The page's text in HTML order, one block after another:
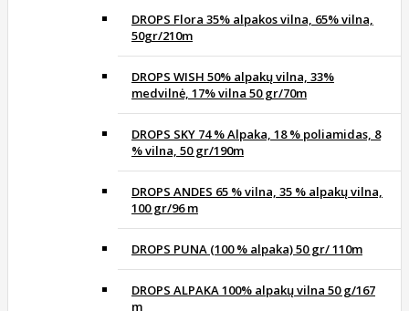
DROPS Flora 35% alpakos vilna, 65% vilna,
50gr/210m
DROPS WISH 50% alpakų vilna, 33%
medvilnė, 17% vilna 50 gr/70m
DROPS SKY 74 % Alpaka, 18 % poliamidas, 8
% vilna, 50 gr/190m
DROPS ANDES 65 % vilna, 35 % alpakų vilna,
100 gr/96 m
DROPS PUNA (100 % alpaka) 50 gr/ 110m
DROPS ALPAKA 100% alpakų vilna 50 g/167
m